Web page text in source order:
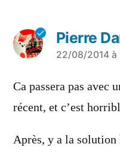
Pierre
a
22/08/2014 à
Ca passera pas avec
récent, et c’est
Après, y a la